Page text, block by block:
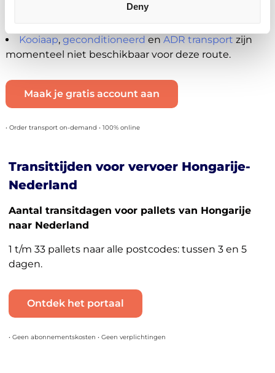
Deny
Hongarije-Nederland. Dit is enkel mogelijk voor
Kooiaap, geconditioneerd en ADR transport zijn
momenteel niet beschikbaar voor deze route.
Maak je gratis account aan
• Order transport on-demand • 100% online
Transittijden voor vervoer Hongarije-
Nederland
Aantal transitdagen voor pallets van Hongarije
naar Nederland
1 t/m 33 pallets naar alle postcodes: tussen 3 en 5
dagen.
Ontdek het portaal
• Geen abonnementskosten • Geen verplichtingen